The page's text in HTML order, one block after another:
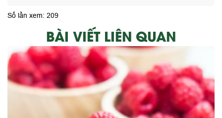
Số lần xem: 209
BÀI VIẾT LIÊN QUAN